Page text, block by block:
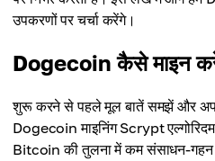
उपकरणों पर चर्चा करेंगे।
Dogecoin कैसे माइन
शुरू करने से पहले मूल बातें समझें और अपने
Dogecoin माइनिंग Scrypt
Bitcoin की तुलना में कम संसाधन-गहन